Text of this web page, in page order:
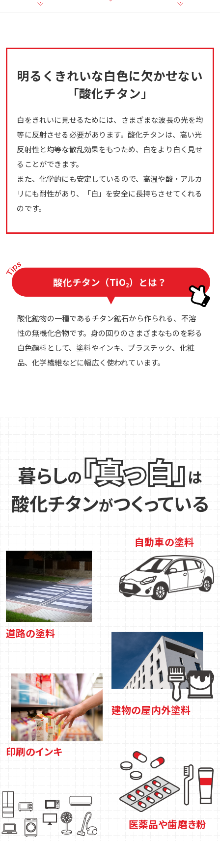
明るくきれいな白色に欠かせない
「酸化チタン」
白をきれいに見せるためには、さまざまな波長の光を均
等に反射させる必要があります。酸化チタンは、高い光
反射性と均等な散乱効果をもつため、白をより白く見せ
ることができます。
また、化学的にも安定しているので、高温や酸・アルカ
リにも耐性があり、「白」を安全に長持ちさせてくれる
のです。
酸化チタン （TiO2）とは？
酸化鉱物の一種であるチタン鉱石から作られる、不溶
性の無機化合物です。身の回りのさまざまなものを彩る
白色顔料として、塗料やインキ、プラスチック、化粧
品、化学繊維などに幅広く使われています。
暮らしの「真っ白」は
酸化チタンがつくっている
道路の塗料
自動車の塗料
建物の屋内外塗料
印刷のインキ
医薬品や歯磨き粉